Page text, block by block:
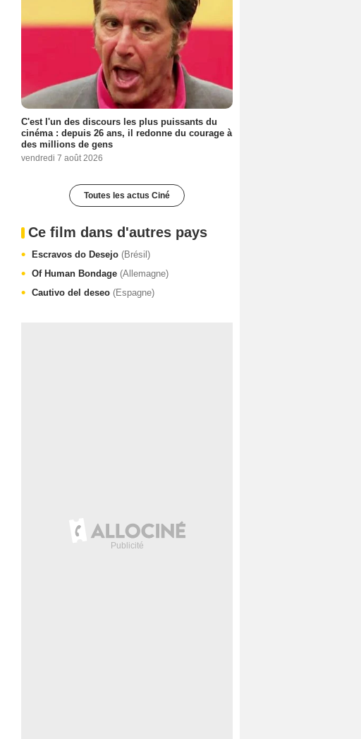
C'est l'un des discours les plus puissants du
cinéma : depuis 26 ans, il redonne du courage à
des millions de gens
vendredi 7 août 2026
Toutes les actus Ciné
Ce film dans d'autres pays
Escravos do Desejo (Brésil)
Of Human Bondage (Allemagne)
Cautivo del deseo (Espagne)